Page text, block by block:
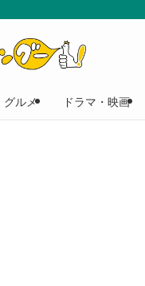
グルメ ドラマ・映画